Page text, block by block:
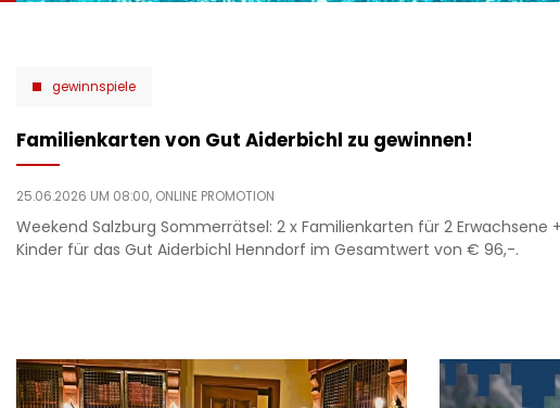
gewinnspiele
Familienkarten von Gut Aiderbichl zu gewinnen!
25.06.2026 UM 08:00, ONLINE PROMOTION
Weekend Salzburg Sommerrätsel: 2 x Familienkarten für 2 Erwachsene
Kinder für das Gut Aiderbichl Henndorf im Gesamtwert von € 96,-.